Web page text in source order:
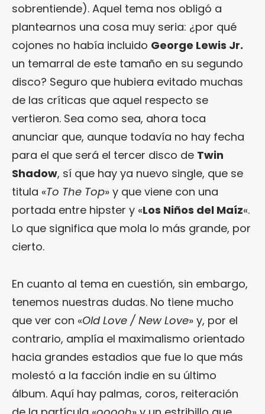
sobrentiende). Aquel tema nos obligó a
plantearnos una cosa muy seria: ¿por qué
cojones no había incluido George Lewis Jr.
un temarral de este tamaño en su segundo
disco? Seguro que hubiera evitado muchas
de las críticas que aquel respecto se
vertieron. Sea como sea, ahora toca
anunciar que, aunque todavía no hay fecha
para el que será el tercer disco de Twin
Shadow, sí que hay ya nuevo single, que se
titula «To The Top» y que viene con una
portada entre hipster y «Los Niños del Maíz«.
Lo que significa que mola lo más grande, por
cierto.
En cuanto al tema en cuestión, sin embargo,
tenemos nuestras dudas. No tiene mucho
que ver con «Old Love / New Love» y, por el
contrario, amplía el maximalismo orientado
hacia grandes estadios que fue lo que más
molestó a la facción indie en su último
álbum. Aquí hay palmas, coros, reiteración